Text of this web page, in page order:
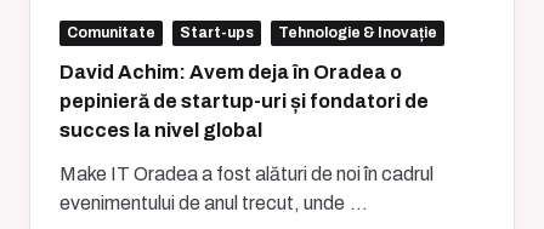
Comunitate Start-ups Tehnologie & Inovație
David Achim: Avem deja în Oradea o
pepinieră de startup-uri și fondatori de
succes la nivel global
Make IT Oradea a fost alături de noi în cadrul
evenimentului de anul trecut, unde ...